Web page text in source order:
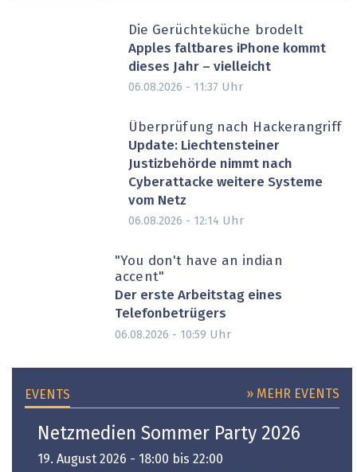
Die Gerüchteküche brodelt
Apples faltbares iPhone kommt
dieses Jahr – vielleicht
06.08.2026 - 11:37 Uhr
Überprüfung nach Hackerangriff
Update: Liechtensteiner
Justizbehörde nimmt nach
Cyberattacke weitere Systeme
vom Netz
06.08.2026 - 12:14 Uhr
"You don't have an indian
accent"
Der erste Arbeitstag eines
Telefonbetrügers
06.08.2026 - 10:59 Uhr
EVENTS » MEHR EVENTS
Netzmedien Sommer Party 2026
19. August 2026 - 18:00 bis 22:00